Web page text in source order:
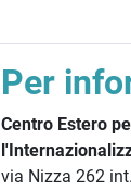
Per
Centro Estero
via Nizza 262